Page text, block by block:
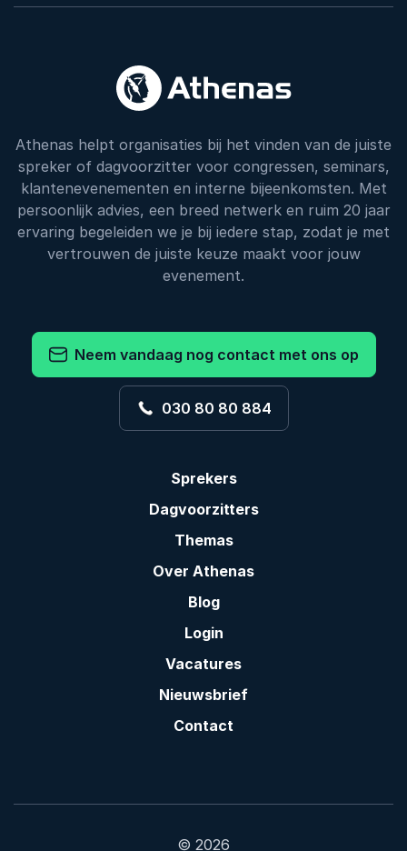
Athenas helpt organisaties bij het vinden van de juiste
spreker of dagvoorzitter voor congressen, seminars,
klantenevenementen en interne bijeenkomsten. Met
persoonlijk advies, een breed netwerk en ruim 20 jaar
ervaring begeleiden we je bij iedere stap, zodat je met
vertrouwen de juiste keuze maakt voor jouw
evenement.
Neem vandaag nog contact met ons op
030 80 80 884
Sprekers
Dagvoorzitters
Themas
Over Athenas
Blog
Login
Vacatures
Nieuwsbrief
Contact
© 2026